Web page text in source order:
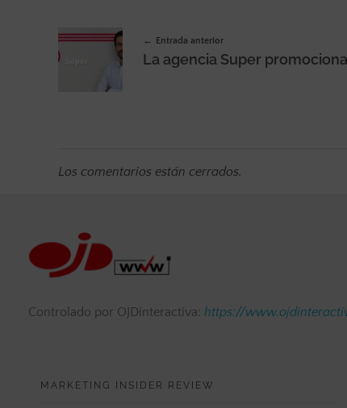
Entrada anterior
Los comentarios están cerrados.
Controlado por OJDinteractiva: https://
MARKETING INSIDER REVIEW